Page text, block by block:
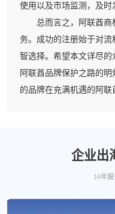
使用以及市场监测，及时
总而言之，阿联酋商
务。成功的注册始于对
智选择。希望本文详尽
阿联酋品牌保护之路的
的品牌在充满机遇的阿联
企业出
10年